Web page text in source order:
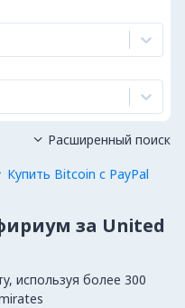
Купить Bitcoin с PayPal
 Расширенный поиск
за United
используя более 300